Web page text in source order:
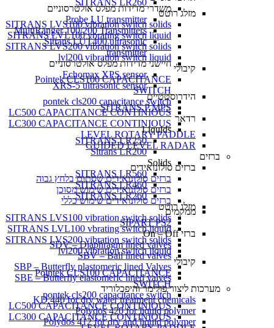
משדרי מדידות מפלס אולטרסוניים
Probe LU transmitter
MultiRanger 100/200 Transmitters
Sitrans LUT400 ultrasonic
transmitter
חיישני מדידות מפלס אולטרסוניים
Echomax XPS sensor
XRS-5 ultrasonic sensor
הידרוסטטיים
SITRANS P MPS
רדאר
Liquids
SITRANS LR250
Sitrans LR200
Solids
SITRANS LR560
SITRANS LR460
SITRANS LR260
מזלג רוטט
SITRANS LVS100 vibration switch solids
SITRANS LVL100 vbrating switch liquid
SITRANS LVS200 vibration switch solids
lvl200 vibration switch liquid
קיבולי
Pointek CLS100 CAPACITANCE
SWITCH
pontek cls200 capacitance switch
LC500 CAPACITANCE CONTINIOUS
LC300 CAPACITANCE CONTINIOUS
SITRANS LR260
מזלג רוטט
SITRANS LVS100 vibration switch solids
SITRANS LVL100 vbrating switch liquid
SITRANS LVS200 vibration switch solids
lvl200 vibration switch liquid
קיבולי
Pointek CLS100 CAPACITANCE
SWITCH
pontek cls200 capacitance switch
LC500 CAPACITANCE CONTINIOUS
LC300 CAPACITANCE CONTINIOUS
LEVEL ROTARY PADDLE
GUIDED LEVEL RADAR
ברזים
ברזים סולונואידים
ברזים סולונואידים שסתום בלחץ גבוה
ברזים סולונואידים שימוש מסוכן
ברזים סולונואידים שימוש כללי
ממקמים
SIPART PS2
ברזי On – Off
SDV – Diaphragm lined valves
SBV – Ball lined valves
SBP – Butterfly plastomeric lined Valves
SBE – Butterfly elastomeric lined valves
מערכות ליצור פולימר והיפכלוריד
KD 440 for dry water treatment chemicals
Polydos 420 for liquid polymer
Polydos 412 for dry and liquid polymer